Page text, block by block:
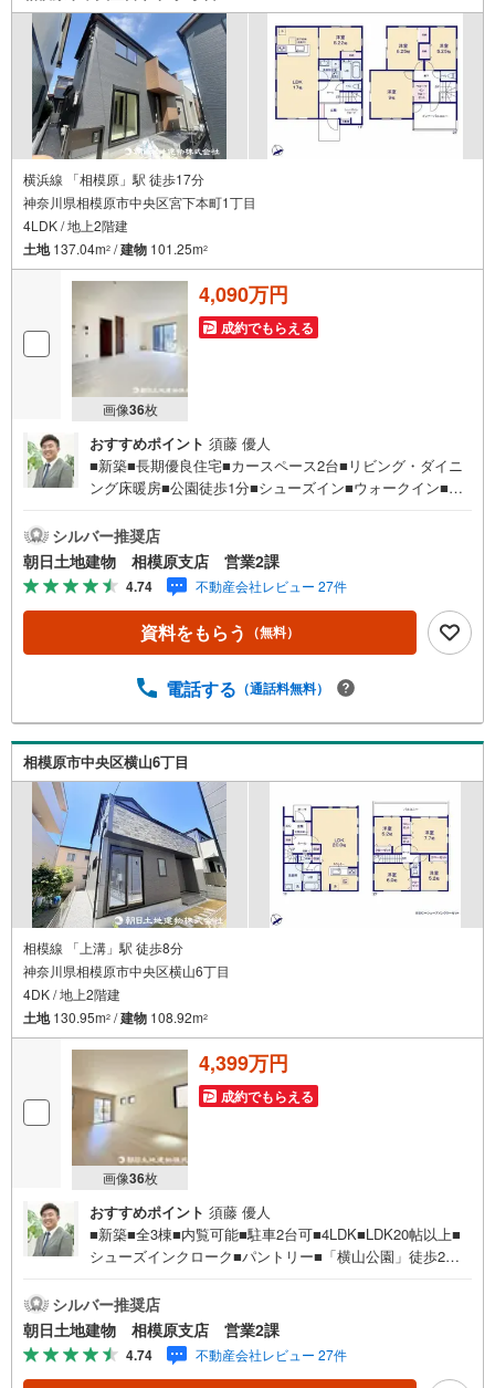
も同席でご説明させていただきます。
横浜線 「相模原」駅 徒歩17分
神奈川県相模原市中央区宮下本町1丁目
4LDK / 地上2階建
土地137.04m2 /建物 101.25m2
画像36枚
4,090万円
成約でもらえる
おすすめポイント 須藤 優人
■新築■長期優良住宅■カースペース2台■リビング・ダイニ
ング床暖房■公園徒歩1分■シューズイン■ウォークイン■イ
0:00～20:00】上記時間はお電話が繋がりやすくなっており
ます。人気物件には特に問い合わせが集中するため、お早
めにお電話ください。「室内・現地を見学する」ボタンよ
りご予約いただくとご見学がスムーズです。【創業42周年
の実績】弊社は1985年町田にて開業し、東京・神奈川・埼
玉エリアに13店舗展開しております。契約件数5万件を突破
ドバイスが出来るようになりました。私達はお客様に安心
では担当営業が物件情報を紹介しておりますが、その後の
物件のご説明、資金計画、税金相談などについては、上司
である担当課長も同席でご説明させていただきます。
シルバー推奨店
朝日土地建物 相模原支店 営業2課
4.74 不動産会社レビュー 27件
資料をもらう （無料）
電話する （通話料無料）
相模原市中央区横山6丁目
相模線 「上溝」駅 徒歩8分
神奈川県相模原市中央区横山6丁目
4DK / 地上2階建
土地130.95m2 /建物 108.92m2
画像36枚
4,399万円
成約でもらえる
おすすめポイント 須藤 優人
■新築■全3棟■内覧可能■駐車2台可■4LDK■LDK20帖以上■
シューズインクローク■パントリー■「横山公園」徒歩2分■
話が繋がりやすくなっております。人気物件には特に問い
合わせが集中するため、お早めにお電話ください。「室
内・現地を見学する」ボタンよりご予約いただくとご見学
がスムーズです。【創業42周年の実績】弊社は1985年町田
シルバー推奨店
朝日土地建物 相模原支店 営業2課
4.74 不動産会社レビュー 27件